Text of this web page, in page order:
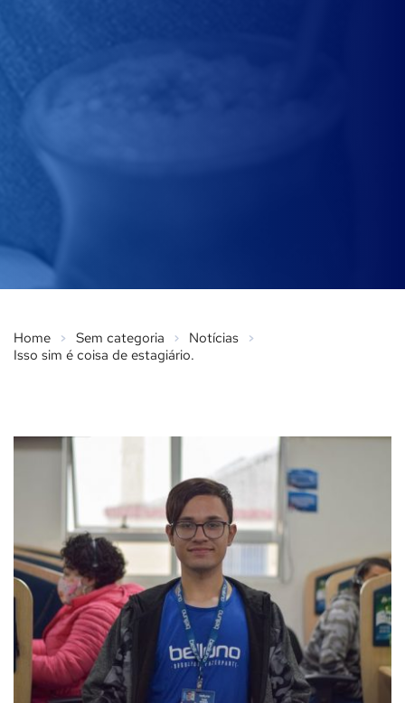
Home Sem categoria
Notícias
Isso sim é coisa de estagiário.